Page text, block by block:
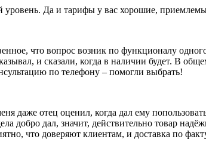
уровень. Да и тарифы у вас хорошие,
что вопрос возник по функционалу
и сказали, когда в наличии будет. В
по телефону – помогли выбрать!
даже отец оценил, когда дал ему
добро дал, значит, действительно товар
что доверяют клиентам, и доставка по